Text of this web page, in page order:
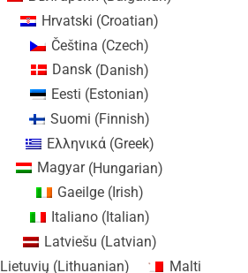
Hrvatski (Croatian)
Čeština (Czech)
Dansk(Danish)
Eesti (Estonian)
Suomi (Finnish)
Ελληνικά(Greek)
Magyar(Hungarian)
Gaeilge(Irish)
Italiano(Italian)
Latviešu (Latvian)
Lietuvių (Lithuanian)
Malti